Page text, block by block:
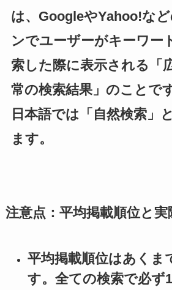
は、GoogleやYahoo!な
ンでユーザーがキーワー
索した際に表示される「
常の検索結果」のことです
日本語では「自然検索」
ます。
注意点：平均掲載順位と実
平均掲載順位はあくま
す。全ての検索で必ず